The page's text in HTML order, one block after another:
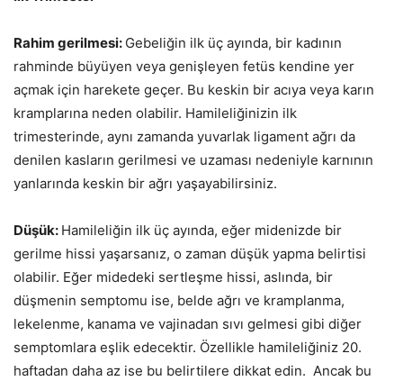
Rahim gerilmesi: Gebeliğin ilk üç ayında, bir kadının
rahminde büyüyen veya genişleyen fetüs kendine yer
açmak için harekete geçer. Bu keskin bir acıya veya karın
kramplarına neden olabilir. Hamileliğinizin ilk
trimesterinde, aynı zamanda yuvarlak ligament ağrı da
denilen kasların gerilmesi ve uzaması nedeniyle karnının
yanlarında keskin bir ağrı yaşayabilirsiniz.
Düşük: Hamileliğin ilk üç ayında, eğer midenizde bir
gerilme hissi yaşarsanız, o zaman düşük yapma belirtisi
olabilir. Eğer midedeki sertleşme hissi, aslında, bir
düşmenin semptomu ise, belde ağrı ve kramplanma,
lekelenme, kanama ve vajinadan sıvı gelmesi gibi diğer
semptomlara eşlik edecektir. Özellikle hamileliğiniz 20.
haftadan daha az ise bu belirtilere dikkat edin. Ancak bu